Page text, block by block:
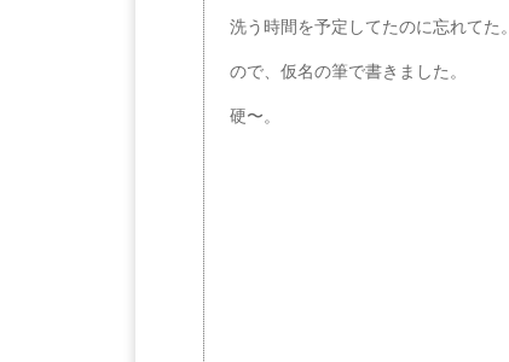
洗う時間を予定してたのに忘れてた。
ので、仮名の筆で書きました。
硬〜。